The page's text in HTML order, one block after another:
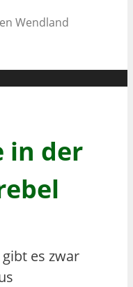
Wendland
in der
es zwar